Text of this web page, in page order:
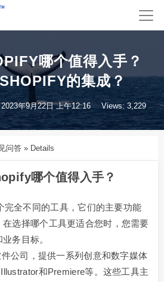
哪个值得入手？
的集成？
年9月22日 上午12:16 Views: 3,229
问答 » Details
哪个值得入手？
完全不同的工具，它们的主要功能
选择哪个工具更适合您时，您需要
务目标。
公司，提供一系列创意和数字媒体
和Premiere等。这些工具主